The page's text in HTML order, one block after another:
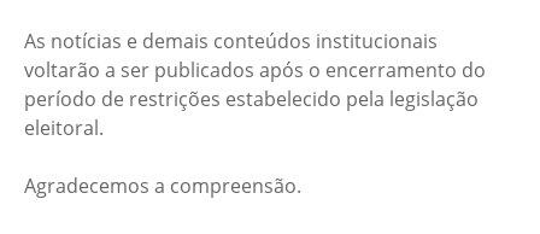
As notícias e demais conteúdos institucionais
voltarão a ser publicados após o encerramento do
período de restrições estabelecido pela legislação
eleitoral.
Agradecemos a compreensão.